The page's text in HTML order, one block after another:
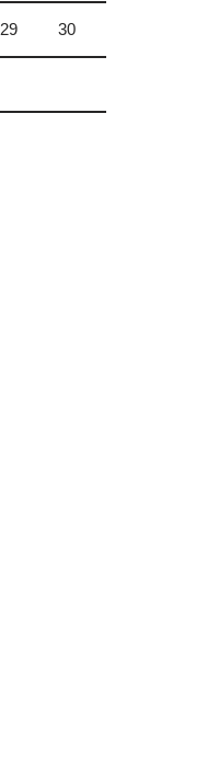
29 30